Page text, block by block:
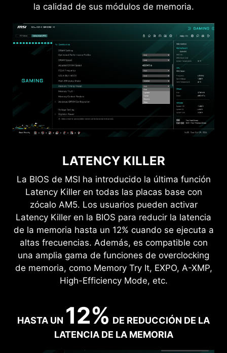
la calidad de sus módulos de memoria.
LATENCY KILLER
La BIOS de MSI ha introducido la última función
Latency Killer en todas las placas base con
zócalo AM5. Los usuarios pueden activar
Latency Killer en la BIOS para reducir la latencia
de la memoria hasta un 12% cuando se ejecuta a
altas frecuencias. Además, es compatible con
una amplia gama de funciones de overclocking
de memoria, como Memory Try It, EXPO, A-XMP,
High-Efficiency Mode, etc.
HASTA UN 12% DE REDUCCIÓN DE LA
LATENCIA DE LA MEMORIA